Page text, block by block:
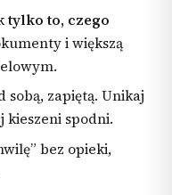
tylko to, czego
i większą
zapiętą. Unikaj
spodni.
bez opieki,